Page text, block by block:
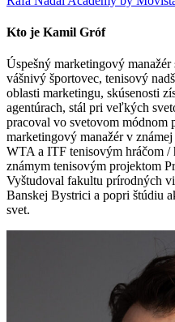
Kto je Kamil Gróf
Úspešný marketingový
vášnivý športovec, tenisový
oblasti marketingu, skúsenosti
agentúrach, stál pri veľkých
pracoval vo svetovom módnom
marketingový manažér v
WTA a ITF tenisovým hráčom /
známym tenisovým projektom
Vyštudoval fakultu prírodných
Banskej Bystrici a popri štúdiu
svet.